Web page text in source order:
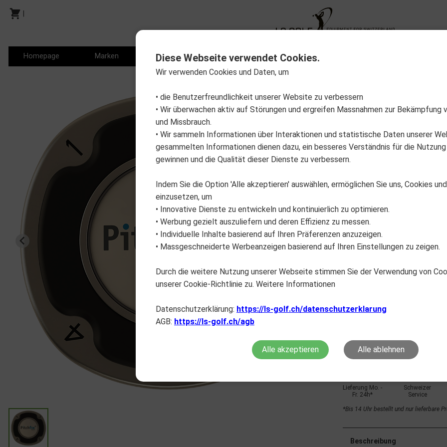
Homepage Marken Produkte PXG Fitting Neuheiten
Pitchfix
Multi Marker Chip black
Nicht auf Lager
EAN: 8718546068683
CHF 10.90
VPE
*unverbindliche Preisempfehlung
Lieferung Mo. -
Fr. 24h*
Schweizer
Service
*Bis 14 Uhr bestellt und nur lieferbare
Beschreibung
Diese Webseite verwendet Cookies.
Wir verwenden Cookies und Daten, um
• die Benutzerfreundlichkeit unserer Website zu verbessern
• Wir überwachen aktiv auf Störungen und ergreifen Massnahmen zur Bekämpfung
und Missbrauch.
• Wir sammeln Informationen über Interaktionen und statistische Daten unserer
gesammelten Informationen dienen dazu, ein besseres Verständnis für die
gewinnen und die Qualität dieser Dienste zu verbessern.
Indem Sie die Option 'Alle akzeptieren' auswählen, ermöglichen Sie uns, Cookies
einzusetzen, um
• Innovative Dienste zu entwickeln und kontinuierlich zu optimieren.
• Werbung gezielt auszuliefern und deren Effizienz zu messen.
• Individuelle Inhalte basierend auf Ihren Präferenzen anzuzeigen.
• Massgeschneiderte Werbeanzeigen basierend auf Ihren Einstellungen zu zeigen.
Durch die weitere Nutzung unserer Webseite stimmen Sie der Verwendung von
unserer Cookie-Richtlinie zu. Weitere Informationen
Datenschutzerklärung: https://ls-golf.ch/datenschutzerklarung
AGB: https://ls-golf.ch/agb
Alle akzeptieren Alle ablehnen